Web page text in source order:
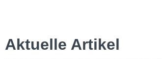
Aktuelle Artikel